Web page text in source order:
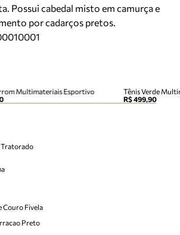
Possui cabedal misto em camurça e
por cadarços pretos.
Multimateriais Esportivo
Tênis Verde
R$ 499,90
Couro Fivela
Preto